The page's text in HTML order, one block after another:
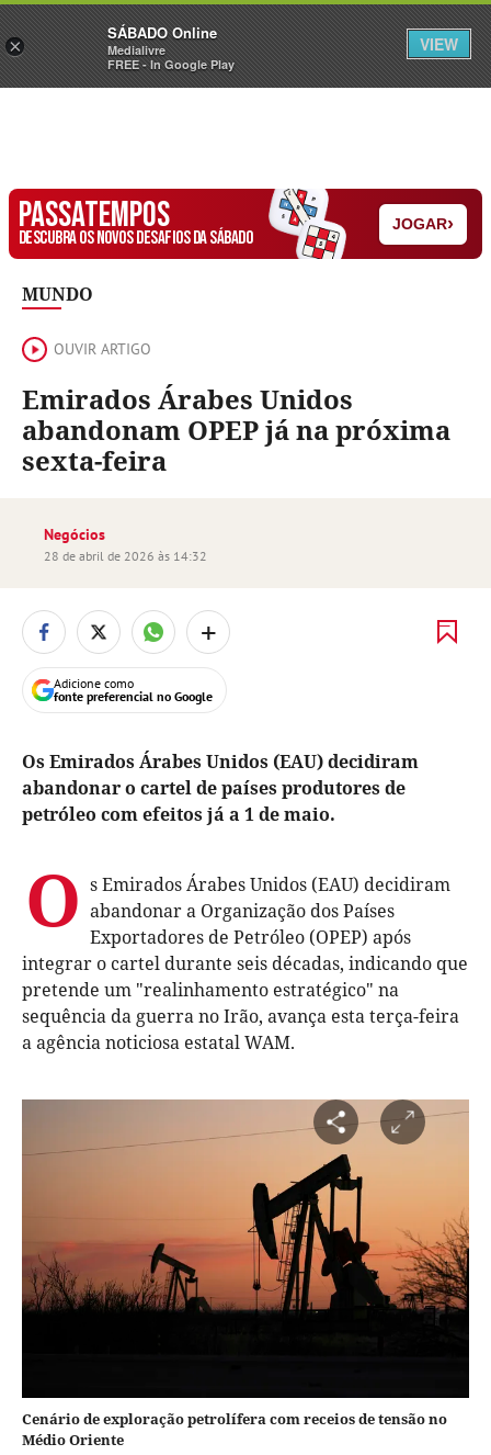
Sábado Assine Iniciar Sessão
PASSATEMPOS
DESCUBRA OS NOVOS DESAFIOS DA SÁBADO
JOGAR›
MUNDO
OUVIR ARTIGO
Emirados Árabes Unidos
abandonam OPEP já na próxima
sexta-feira
Negócios
28 de abril de 2026 às 14:32
+
Adicione como
fonte preferencial no Google
Os Emirados Árabes Unidos (EAU) decidiram
abandonar o cartel de países produtores de
petróleo com efeitos já a 1 de maio.
O s Emirados Árabes Unidos (EAU) decidiram
abandonar a Organização dos Países
Exportadores de Petróleo (OPEP) após
integrar o cartel durante seis décadas, indicando que
pretende um "realinhamento estratégico" na
sequência da guerra no Irão, avança esta terça-feira
a agência noticiosa estatal WAM.
Cenário de exploração petrolífera com receios de tensão no
Médio Oriente
×
SÁBADO Online
Medialivre
FREE - In Google Play
VIEW